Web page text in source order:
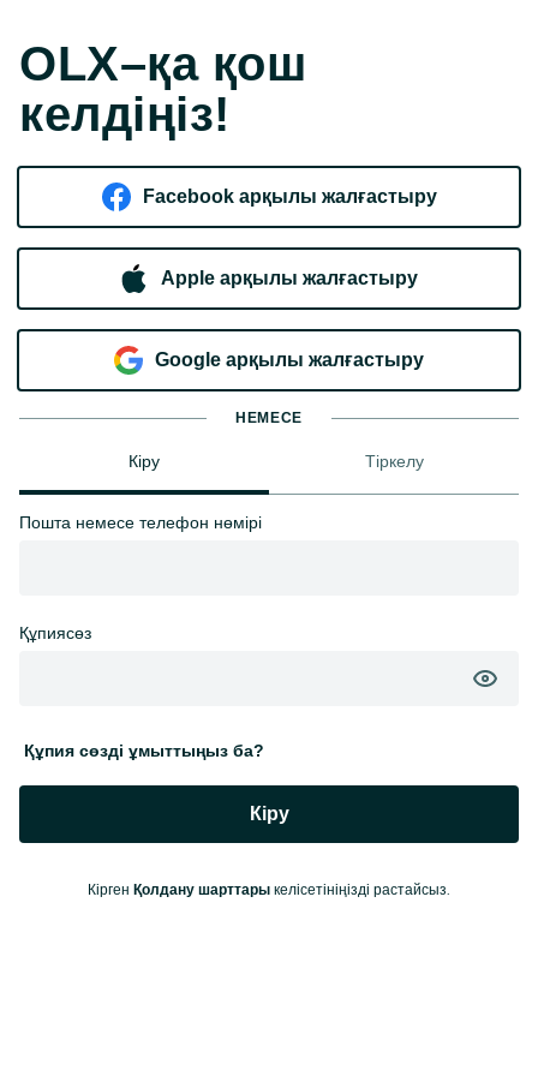
OLX–қа қош
келдіңіз!
Facebook арқылы жалғастыру
Apple арқылы жалғастыру
Google арқылы жалғастыру
НЕМЕСЕ
Кіру Тіркелу
Пошта немесе телефон нөмірі
Құпиясөз
Құпия сөзді ұмыттыңыз ба?
Кіру
Кірген Қолдану шарттары келісетініңізді растайсыз.